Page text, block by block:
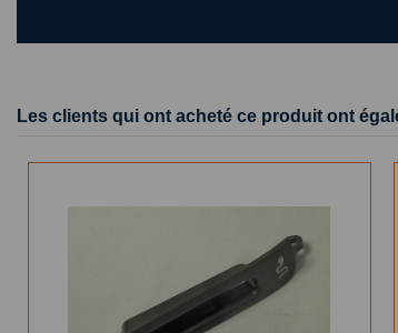
Les clients qui ont acheté ce produit ont